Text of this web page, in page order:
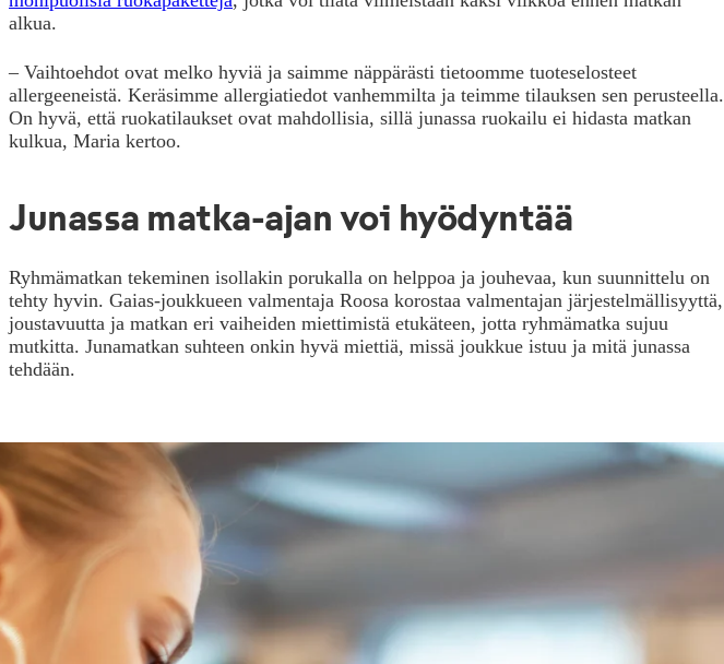
alkua.
– Vaihtoehdot ovat melko hyviä ja saimme näppärästi tietoomme tuoteselosteet
allergeeneistä. Keräsimme allergiatiedot vanhemmilta ja teimme tilauksen sen perusteella.
On hyvä, että ruokatilaukset ovat mahdollisia, sillä junassa ruokailu ei hidasta matkan
kulkua, Maria kertoo.
Junassa matka-ajan voi hyödyntää
Ryhmämatkan tekeminen isollakin porukalla on helppoa ja jouhevaa, kun suunnittelu on
tehty hyvin. Gaias-joukkueen valmentaja Roosa korostaa valmentajan järjestelmällisyyttä,
joustavuutta ja matkan eri vaiheiden miettimistä etukäteen, jotta ryhmämatka sujuu
mutkitta. Junamatkan suhteen onkin hyvä miettiä, missä joukkue istuu ja mitä junassa
tehdään.